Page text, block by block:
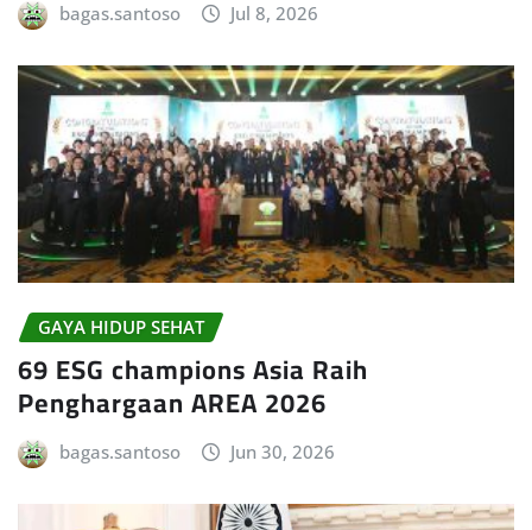
bagas.santoso Jul 8, 2026
GAYA HIDUP SEHAT
69 ESG champions Asia Raih
Penghargaan AREA 2026
bagas.santoso Jun 30, 2026